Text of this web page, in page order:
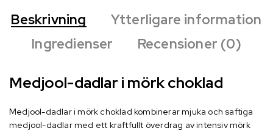
Beskrivning
Ytterligare information
Ingredienser
Recensioner (0)
Medjool-dadlar i mörk choklad
Medjool-dadlar i mörk choklad kombinerar mjuka och saftiga
medjool-dadlar med ett kraftfullt överdrag av intensiv mörk